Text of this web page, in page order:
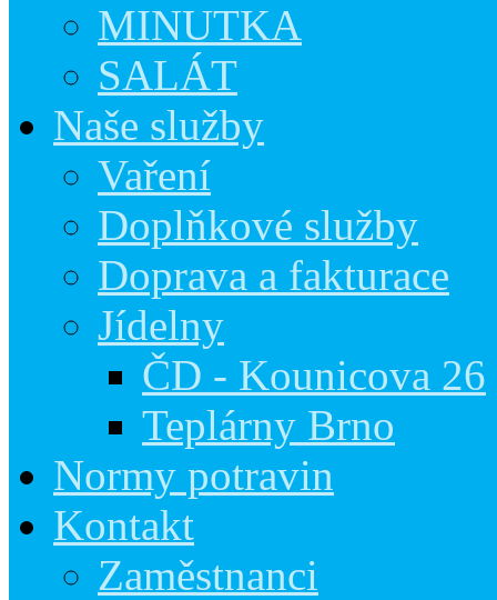
MINUTKA
SALÁT
Naše služby
Vaření
Doplňkové služby
Doprava a fakturace
Jídelny
ČD - Kounicova 26
Teplárny Brno
Normy potravin
Kontakt
Zaměstnanci